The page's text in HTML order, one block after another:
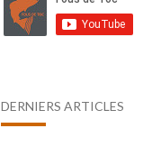
DERNIERS ARTICLES